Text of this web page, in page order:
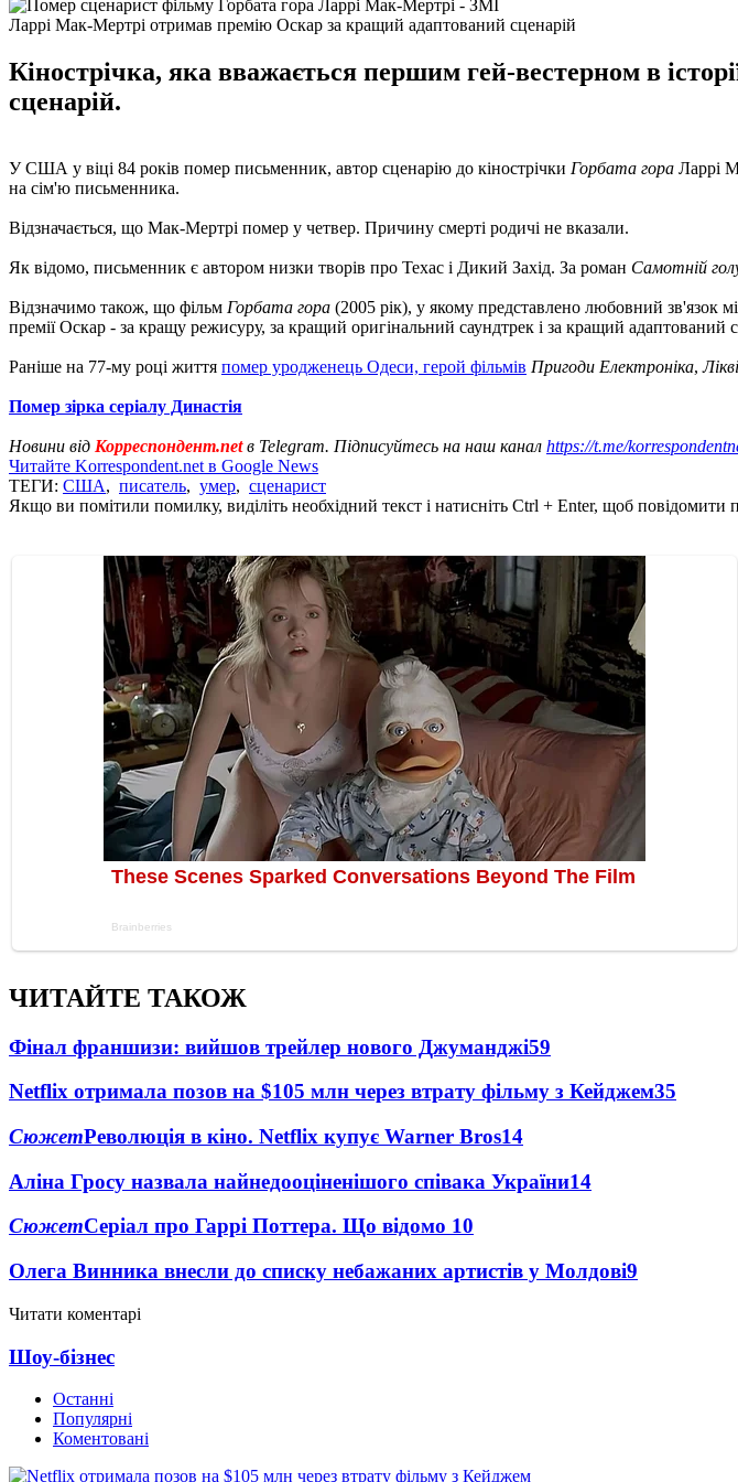
Ларрі Мак-Мертрі отримав премію Оскар за кращий адаптований сценарій
Кінострічка, яка вважається першим гей-вестерном в
сценарій.
У США у віці 84 років помер письменник, автор сценарію до кінострічки Горбата гора Ларрі
на сім'ю письменника.
Відзначається, що Мак-Мертрі помер у четвер. Причину смерті родичі не вказали.
Як відомо, письменник є автором низки творів про Техас і Дикий Захід. За роман Самотній
Відзначимо також, що фільм Горбата гора (2005 рік), у якому представлено ​​любовний зв'язок
премії Оскар - за кращу режисуру, за кращий оригінальний саундтрек і за кращий адаптований
Раніше на 77-му році життя помер уродженець Одеси, герой фільмів Пригоди Електроніка,
Помер зірка серіалу Династія
Новини від Корреспондент.netв Telegram. Підписуйтесь на наш канал https://t.me/
Читайте Korrespondent.net в Google News
ТЕГИ: США, писатель, умер, сценарист
Якщо ви помітили помилку, виділіть необхідний текст і натисніть Ctrl + Enter, щоб повідомити
ЧИТАЙТЕ ТАКОЖ
Фінал франшизи: вийшов трейлер нового Джуманджі59
Netflix отримала позов на $105 млн через втрату фільму з Кейджем35
СюжетРеволюція в кіно. Netflix купує Warner Bros14
Аліна Гросу назвала найнедооціненішого співака України14
СюжетСеріал про Гаррі Поттера. Що відомо 10
Олега Винника внесли до списку небажаних артистів у Молдові9
Читати коментарі
Шоу-бізнес
Останні
Популярні
Коментовані